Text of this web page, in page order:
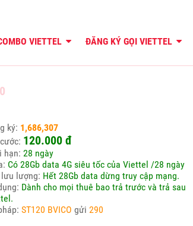
VIETTEL ĐĂNG KÝ GỌI VIETTEL
ký: 1,686,307
120.000 đ
hạn: 28 ngày
Có 28Gb data 4G siêu tốc của Viettel /28 ngày
lượng: Hết 28Gb data dừng truy cập mạng.
Dành cho mọi thuê bao trả trước và trả sau
ST120 BVICO gửi 290